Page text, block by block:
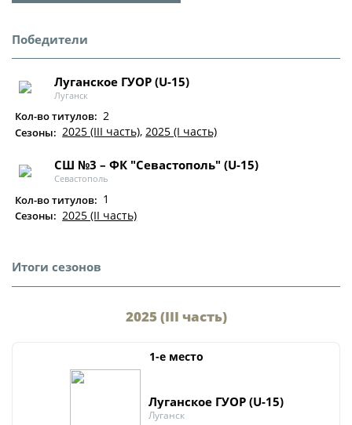
Кубок Объединенного Чемпионата по
футболу "Содружество"
Турнирные таблицы
Статистика
Команды
Дисквалификации
Турнир Объединенного чемпионата по
футболу "Содружество" среди юношей
2009-2010 годов рождения (U-17)
Юрист
Служба безопасности
Пресс-служба
Отдел информационных технологий
Комитеты
Инспекторско-судейский комитет
Документы
Учредительные документы
Победители
Луганское ГУОР (U-15)
Луганск
Кол-во титулов: 2
Сезоны: 2025 (III часть),2025 (I часть)
СШ №3 – ФК "Севастополь" (U-15)
Севастополь
Кол-во титулов: 1
Сезоны: 2025 (II часть)
Итоги сезонов
2025 (III часть)
1-е место
Луганское ГУОР (U-15)
Луганск